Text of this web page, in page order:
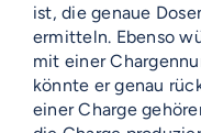
ist, die genaue
ermitteln. Ebenso
mit einer
könnte er genau
einer Charge